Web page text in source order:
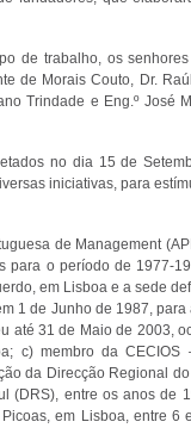
de trabalho, os senhores
de Morais Couto, Dr.
Trindade e Eng.º José
no dia 15 de
iniciativas, para
de Management
para o período de 1977-
em Lisboa e a sede
1 de Junho de 1987, para
até 31 de Maio de 2003,
c) membro da CECIOS
da Direcção Regional
(DRS), entre os anos de
em Lisboa, entre 6